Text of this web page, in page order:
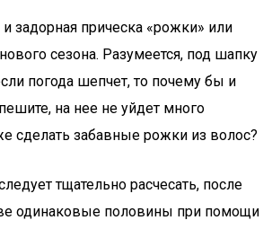
задорная прическа «рожки» или
сезона. Разумеется, под шапку
погода шепчет, то почему бы и
на нее не уйдет много
сделать забавные рожки из волос?
тщательно расчесать, после
одинаковые половины при помощи